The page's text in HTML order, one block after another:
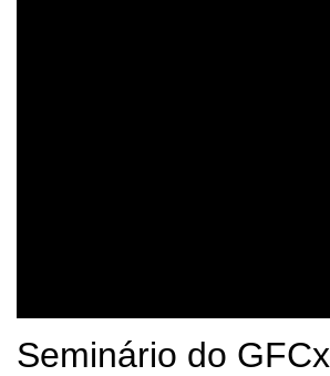
Seminário do GFCx